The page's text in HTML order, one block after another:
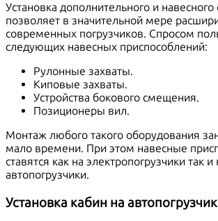
Установка дополнительного и
позволяет в значительной мере
современных погрузчиков. Спросом
следующих навесных приспособлений:
Рулонные захваты.
Киповые захваты.
Устройства бокового смещения.
Позиционеры вил.
Монтаж любого такого оборудования
мало времени. При этом навесные
ставятся как на электропогрузчики так и
автопогрузчики.
Установка кабин на